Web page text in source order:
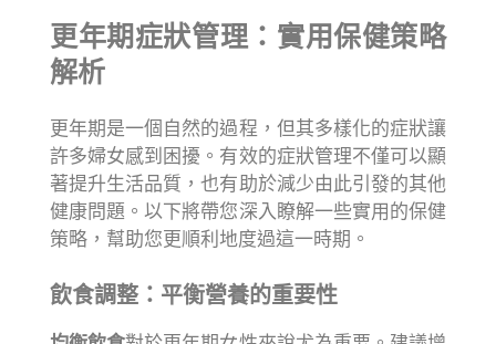
更年期症狀管理：實用保健策略
解析
更年期是一個自然的過程，但其多樣化的症狀讓
許多婦女感到困擾。有效的症狀管理不僅可以顯
著提升生活品質，也有助於減少由此引發的其他
健康問題。以下將帶您深入瞭解一些實用的保健
策略，幫助您更順利地度過這一時期。
飲食調整：平衡營養的重要性